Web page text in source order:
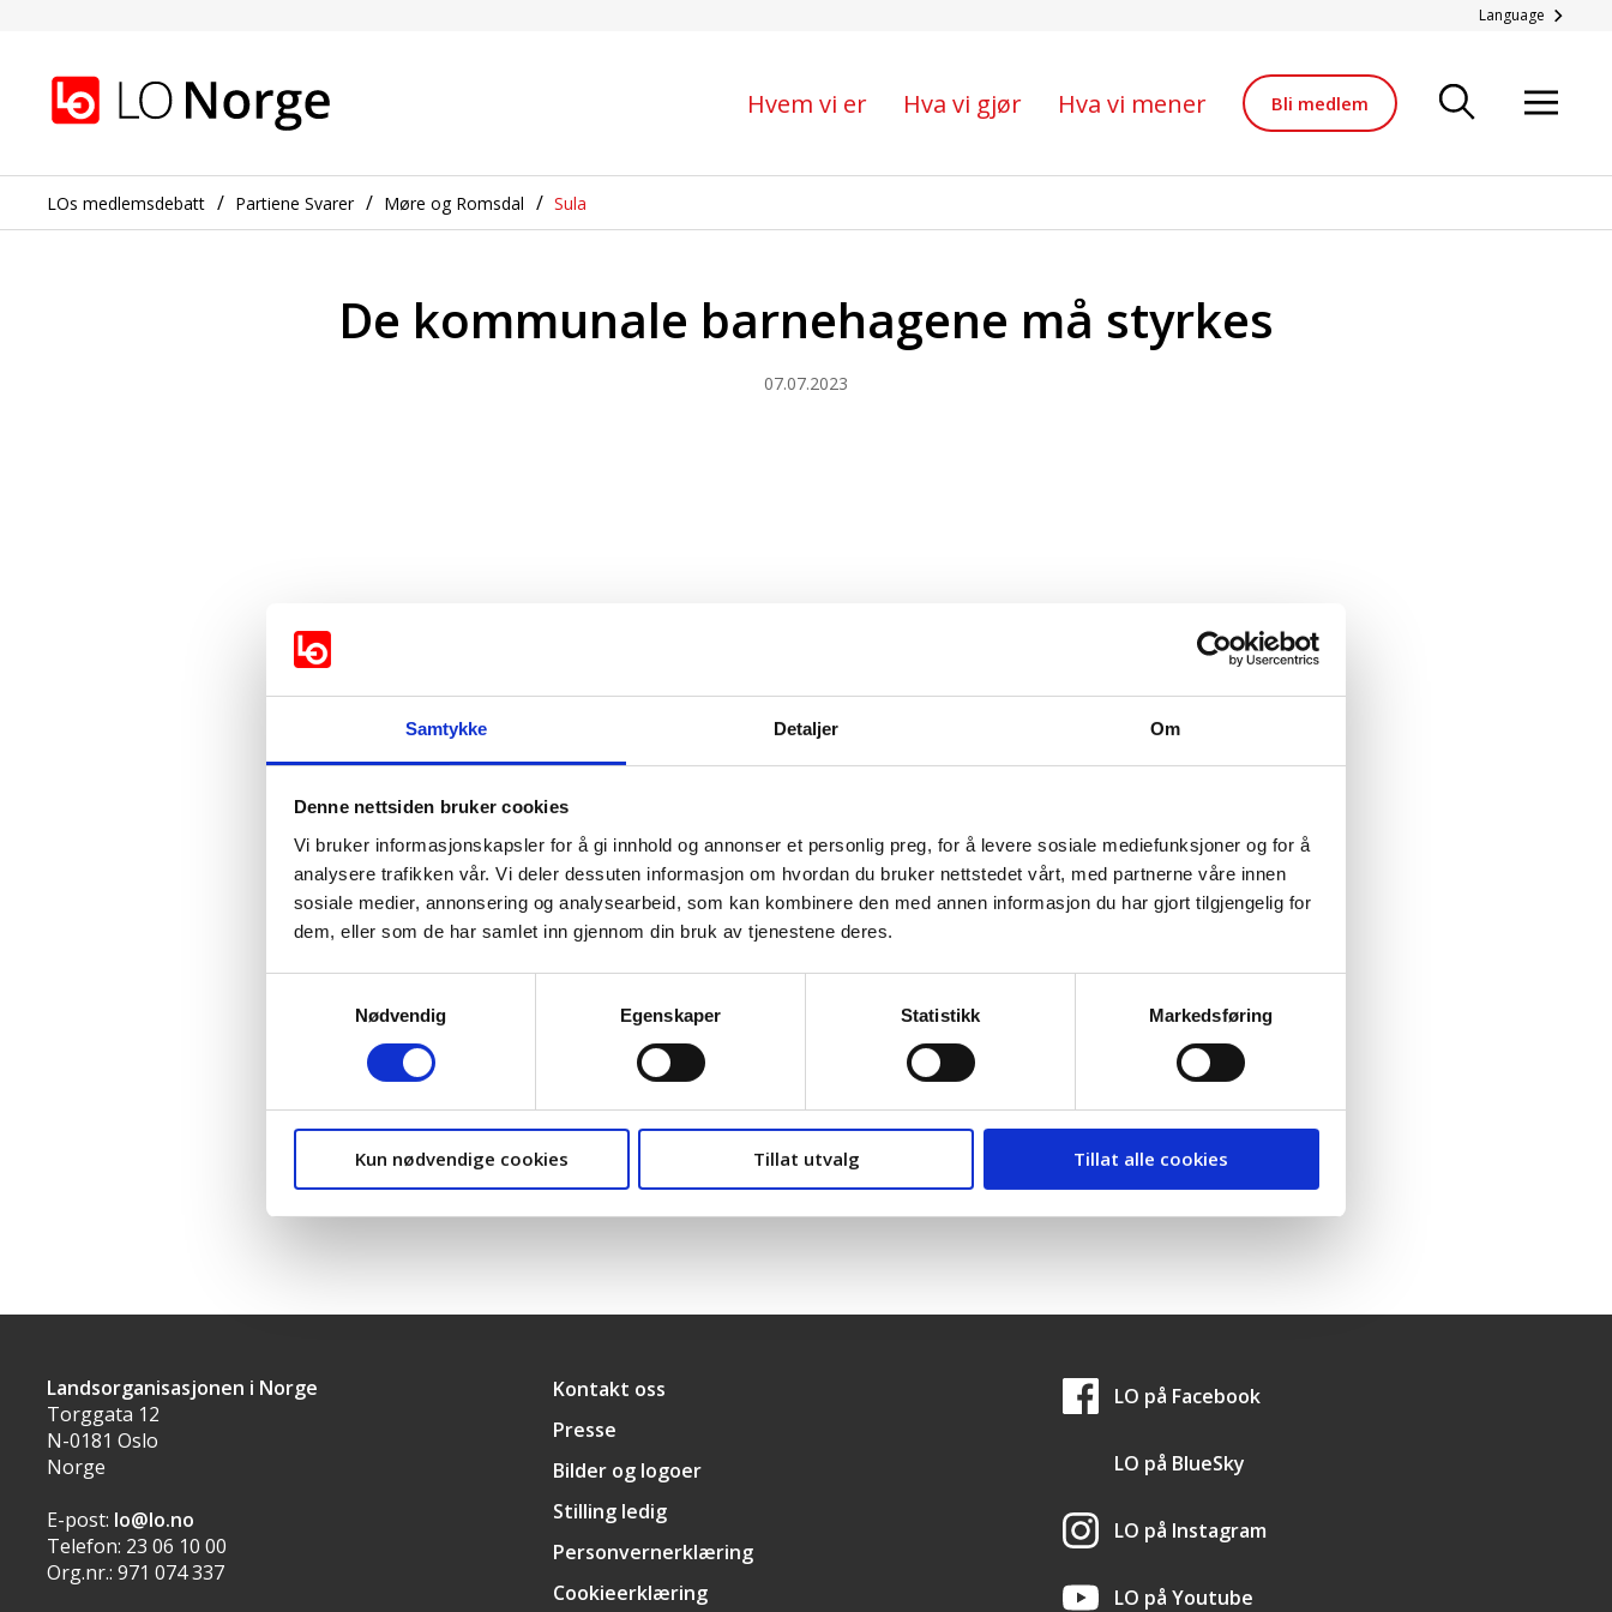
Samtykke Detaljer Om
Denne nettsiden bruker cookies
Vi bruker informasjonskapsler for å gi innhold og annonser et personlig preg, for å levere sosiale mediefunksjoner og for å
analysere trafikken vår. Vi deler dessuten informasjon om hvordan du bruker nettstedet vårt, med partnerne våre innen
sosiale medier, annonsering og analysearbeid, som kan kombinere den med annen informasjon du har gjort tilgjengelig for
dem, eller som de har samlet inn gjennom din bruk av tjenestene deres.
Nødvendig
Egenskaper Statistikk Markedsføring
Kun nødvendige cookies Tillat utvalg Tillat alle cookies
Language
Hvem vi er Hva vi gjør Hva vi mener Bli medlem
LOs medlemsdebatt Partiene Svarer Møre og Romsdal Sula
De kommunale barnehagene må styrkes
07.07.2023
Vil partiet styrke de kommunale barnehagene gjennom økte bevilgninger?
Støttes av:
Arbeiderpartiet Sosialistisk Venstreparti
Støttes ikke av:
Ikke svart:
Høyre Kristelig Folkeparti Fremskrittspartiet
Landsorganisasjonen i Norge
Torggata 12
N-0181 Oslo
Norge
E-post: lo@lo.no
Telefon: 23 06 10 00
Org.nr.: 971 074 337
Snarveier
Kontakt oss
Presse
Bilder og logoer
Stilling ledig
Personvernerklæring
Cookieerklæring
LO i sosiale medier
LO på Facebook
LO på BlueSky
LO på Instagram
LO på Youtube